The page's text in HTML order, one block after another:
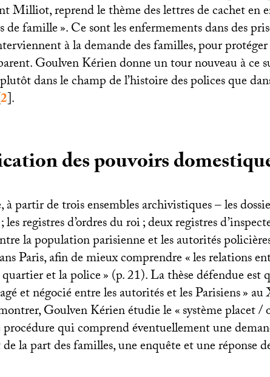
Milliot, reprend le thème des lettres de cachet en
de famille». Ce sont les enfermements dans des
à la demande des familles, pour
Goulven Kérien donne un tour nouveau à ce
dans le champ de l’histoire des polices que
2].
des pouvoirs
à partir de trois ensembles archivistiques – les
; les registres d’ordres du roi; deux registres
la population parisienne et les autorités
Paris, afin de mieux comprendre «les relations
et la police» (p. 21). La thèse défendue est
et négocié entre les autorités et les Parisiens» au
Goulven Kérien étudie le «système placet
procédure qui comprend éventuellement une
la part des familles, une enquête et une réponse